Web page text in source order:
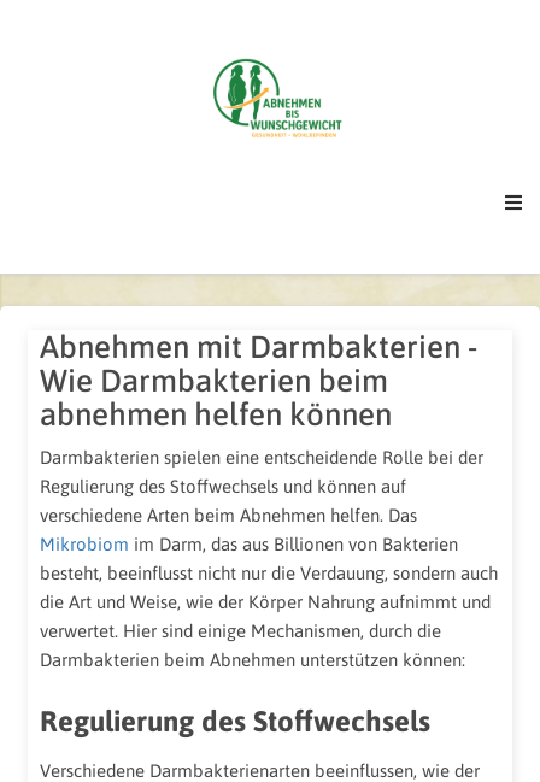
Abnehmen mit Darmbakterien -
Wie Darmbakterien beim
abnehmen helfen können
Darmbakterien spielen eine entscheidende Rolle bei der
Regulierung des Stoffwechsels und können auf
verschiedene Arten beim Abnehmen helfen. Das
Mikrobiom im Darm, das aus Billionen von Bakterien
besteht, beeinflusst nicht nur die Verdauung, sondern auch
die Art und Weise, wie der Körper Nahrung aufnimmt und
verwertet. Hier sind einige Mechanismen, durch die
Darmbakterien beim Abnehmen unterstützen können:
Regulierung des Stoffwechsels
Verschiedene Darmbakterienarten beeinflussen, wie der